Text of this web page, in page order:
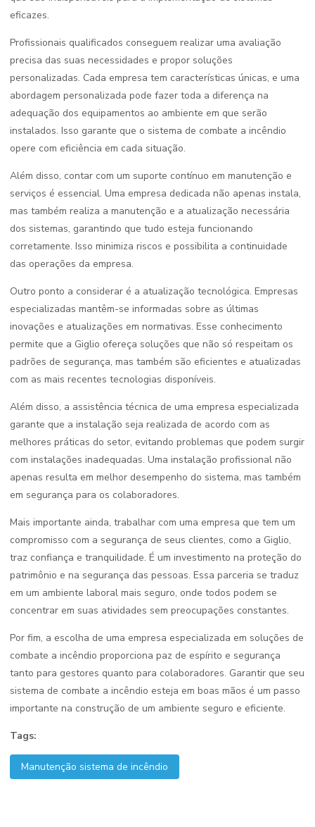
eficazes.
Profissionais qualificados conseguem realizar uma avaliação
precisa das suas necessidades e propor soluções
personalizadas. Cada empresa tem características únicas, e uma
abordagem personalizada pode fazer toda a diferença na
adequação dos equipamentos ao ambiente em que serão
instalados. Isso garante que o sistema de combate a incêndio
opere com eficiência em cada situação.
Além disso, contar com um suporte contínuo em manutenção e
serviços é essencial. Uma empresa dedicada não apenas instala,
mas também realiza a manutenção e a atualização necessária
dos sistemas, garantindo que tudo esteja funcionando
corretamente. Isso minimiza riscos e possibilita a continuidade
das operações da empresa.
Outro ponto a considerar é a atualização tecnológica. Empresas
especializadas mantêm-se informadas sobre as últimas
inovações e atualizações em normativas. Esse conhecimento
permite que a Giglio ofereça soluções que não só respeitam os
padrões de segurança, mas também são eficientes e atualizadas
com as mais recentes tecnologias disponíveis.
Além disso, a assistência técnica de uma empresa especializada
garante que a instalação seja realizada de acordo com as
melhores práticas do setor, evitando problemas que podem surgir
com instalações inadequadas. Uma instalação profissional não
apenas resulta em melhor desempenho do sistema, mas também
em segurança para os colaboradores.
Mais importante ainda, trabalhar com uma empresa que tem um
compromisso com a segurança de seus clientes, como a Giglio,
traz confiança e tranquilidade. É um investimento na proteção do
patrimônio e na segurança das pessoas. Essa parceria se traduz
em um ambiente laboral mais seguro, onde todos podem se
concentrar em suas atividades sem preocupações constantes.
Por fim, a escolha de uma empresa especializada em soluções de
combate a incêndio proporciona paz de espírito e segurança
tanto para gestores quanto para colaboradores. Garantir que seu
sistema de combate a incêndio esteja em boas mãos é um passo
importante na construção de um ambiente seguro e eficiente.
Tags:
Manutenção sistema de incêndio